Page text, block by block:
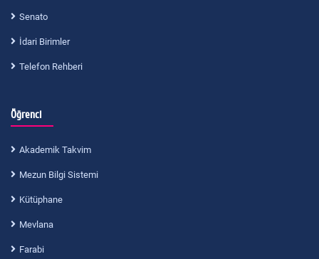
Senato
İdari Birimler
Telefon Rehberi
Öğrenci
Akademik Takvim
Mezun Bilgi Sistemi
Kütüphane
Mevlana
Farabi